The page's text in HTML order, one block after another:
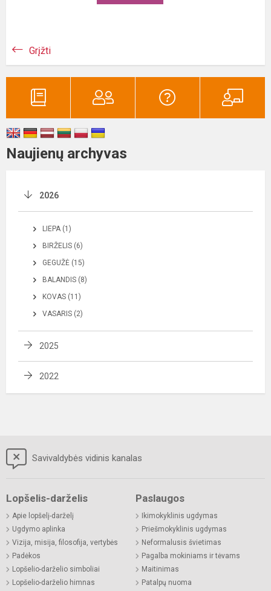
Grįžti
Naujienų archyvas
2026
LIEPA (1)
BIRŽELIS (6)
GEGUŽĖ (15)
BALANDIS (8)
KOVAS (11)
VASARIS (2)
2025
2022
Savivaldybės vidinis kanalas
Lopšelis-darželis
Apie lopšelį-darželį
Ugdymo aplinka
Vizija, misija, filosofija, vertybės
Padėkos
Lopšelio-darželio simboliai
Lopšelio-darželio himnas
Paslaugos
Ikimokyklinis ugdymas
Priešmokyklinis ugdymas
Neformalusis švietimas
Pagalba mokiniams ir tėvams
Maitinimas
Patalpų nuoma